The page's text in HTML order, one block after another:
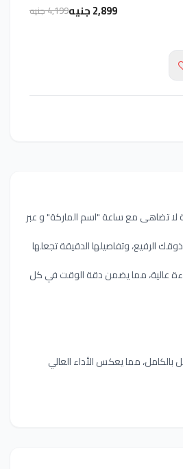
2,899 جنيه
4,199 جنيه
لا تضاهى مع ساعة "اسم الماركة" و عبر
الرفيع، وتفاصيلها الدقيقة تجعلها
عالية، مما يضمن دقة الوقت في كل
بالكامل، مما يعكس الأداء العالي